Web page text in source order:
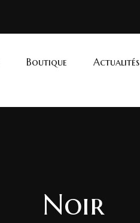
Boutique
Actualités
Noir